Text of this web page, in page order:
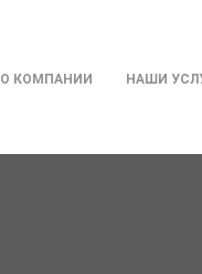
О КОМПАНИИ НАШИ